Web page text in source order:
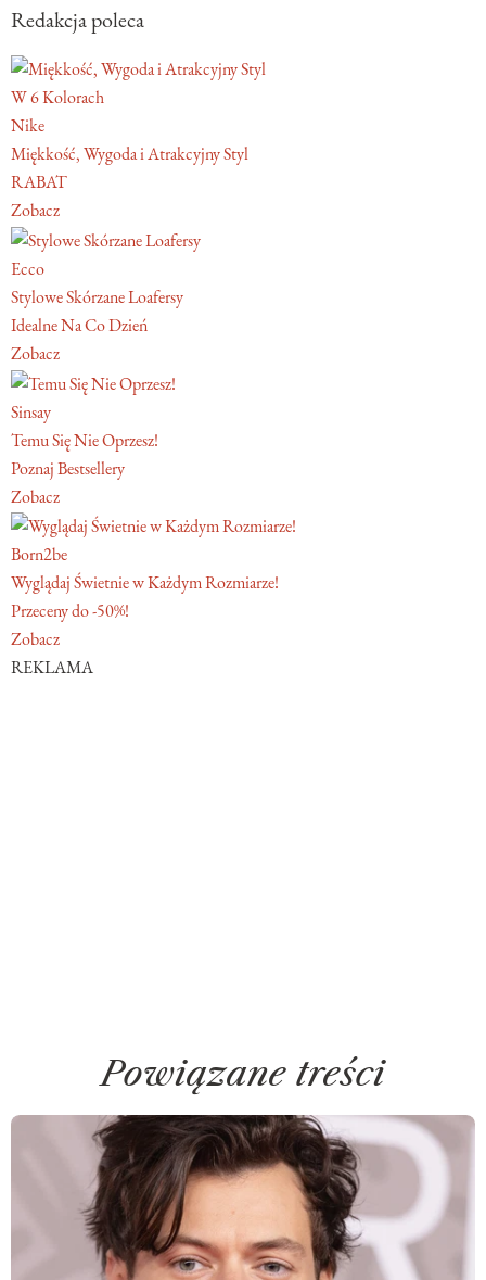
Redakcja poleca
W 6 Kolorach
Nike
Miękkość, Wygoda i Atrakcyjny Styl
RABAT
Zobacz
Ecco
Stylowe Skórzane Loafersy
Idealne Na Co Dzień
Zobacz
Sinsay
Temu Się Nie Oprzesz!
Poznaj Bestsellery
Zobacz
Born2be
Wyglądaj Świetnie w Każdym Rozmiarze!
Przeceny do -50%!
Zobacz
REKLAMA
Powiązane treści